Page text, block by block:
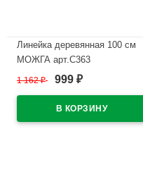
Линейка деревянная 100 см
МОЖГА арт.С363
В наличии
1 162₽ 999 ₽